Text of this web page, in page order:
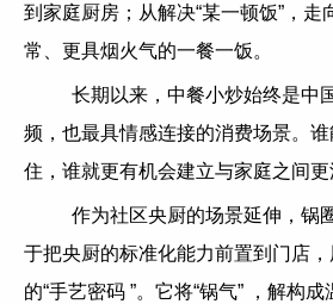
到家庭厨房；从解决“某一顿饭”，走
常、更具烟火气的一餐一饭。
长期以来，中餐小炒始终是中
频，也最具情感连接的消费场景。
住，谁就更有机会建立与家庭之间更
作为社区央厨的场景延伸，锅
于把央厨的标准化能力前置到门店，
的“手艺密码 ”。它将“锅气” ，解构